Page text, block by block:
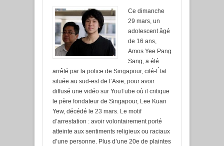
Ce dimanche
29 mars, un
adolescent âgé
de 16 ans,
Amos Yee Pang
Sang, a été
arrêté par la police de Singapour, cité-État
située au sud-est de l’Asie, pour avoir
diffusé une vidéo sur YouTube où il critique
le père fondateur de Singapour, Lee Kuan
Yew, décédé le 23 mars. Le motif
d’arrestation : avoir volontairement porté
atteinte aux sentiments religieux ou raciaux
d’une personne. Plus d’une 20e de plaintes